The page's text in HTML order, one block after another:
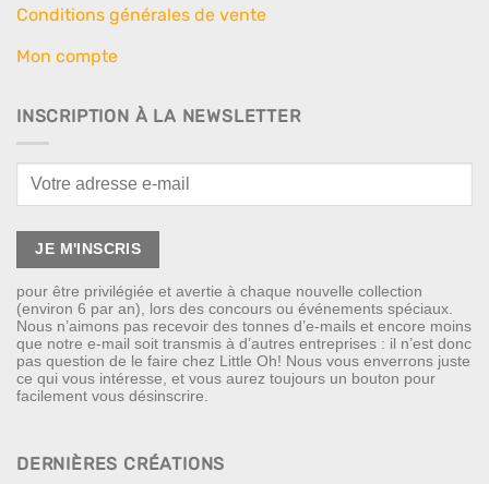
Conditions générales de vente
Mon compte
INSCRIPTION À LA NEWSLETTER
pour être privilégiée et avertie à chaque nouvelle collection
(environ 6 par an), lors des concours ou événements spéciaux.
Nous n’aimons pas recevoir des tonnes d’e-mails et encore moins
que notre e-mail soit transmis à d’autres entreprises : il n’est donc
pas question de le faire chez Little Oh! Nous vous enverrons juste
ce qui vous intéresse, et vous aurez toujours un bouton pour
facilement vous désinscrire.
DERNIÈRES CRÉATIONS